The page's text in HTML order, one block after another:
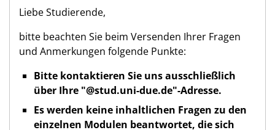
Liebe Studierende,
bitte beachten Sie beim Versenden Ihrer Fragen
und Anmerkungen folgende Punkte:
Bitte kontaktieren Sie uns ausschließlich
über Ihre "@stud.uni-due.de"-Adresse.
Es werden keine inhaltlichen Fragen zu den
einzelnen Modulen beantwortet, die sich